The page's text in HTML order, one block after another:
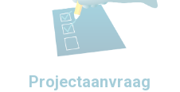
Projectaanvraag